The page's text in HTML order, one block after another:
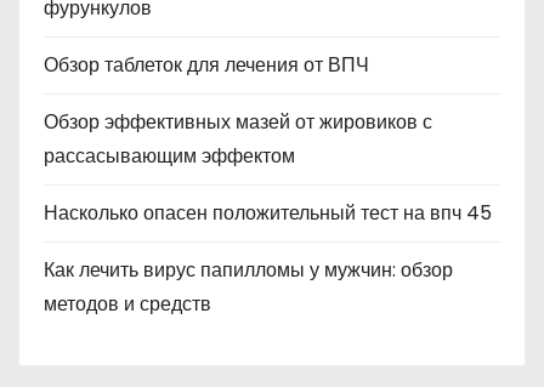
фурункулов
Обзор таблеток для лечения от ВПЧ
Обзор эффективных мазей от жировиков с
рассасывающим эффектом
Насколько опасен положительный тест на впч 45
Как лечить вирус папилломы у мужчин: обзор
методов и средств